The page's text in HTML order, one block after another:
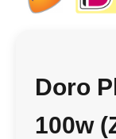
Doro
100w